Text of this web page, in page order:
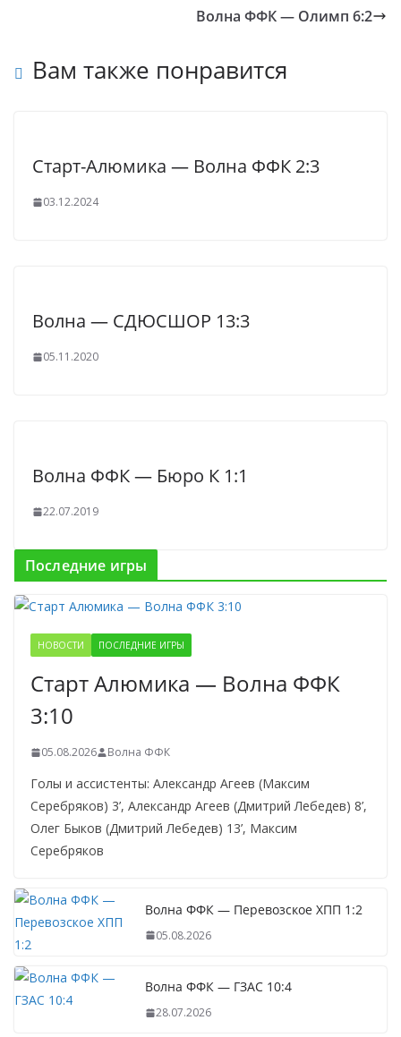
Волна ФФК — Олимп 6:2
Вам также понравится
Старт-Алюмика — Волна ФФК 2:3
03.12.2024
Волна — СДЮСШОР 13:3
05.11.2020
Волна ФФК — Бюро К 1:1
22.07.2019
Последние игры
НОВОСТИ ПОСЛЕДНИЕ ИГРЫ
Старт Алюмика — Волна ФФК
3:10
05.08.2026 Волна ФФК
Голы и ассистенты: Александр Агеев (Максим
Серебряков) 3’, Александр Агеев (Дмитрий Лебедев) 8’,
Олег Быков (Дмитрий Лебедев) 13’, Максим
Серебряков
Волна ФФК — Перевозское ХПП 1:2
05.08.2026
Волна ФФК — ГЗАС 10:4
28.07.2026